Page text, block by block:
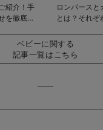
紹介！手
を徹底解
ロンパースと
とは？それぞ
ベビーに関する
記事一覧はこちら